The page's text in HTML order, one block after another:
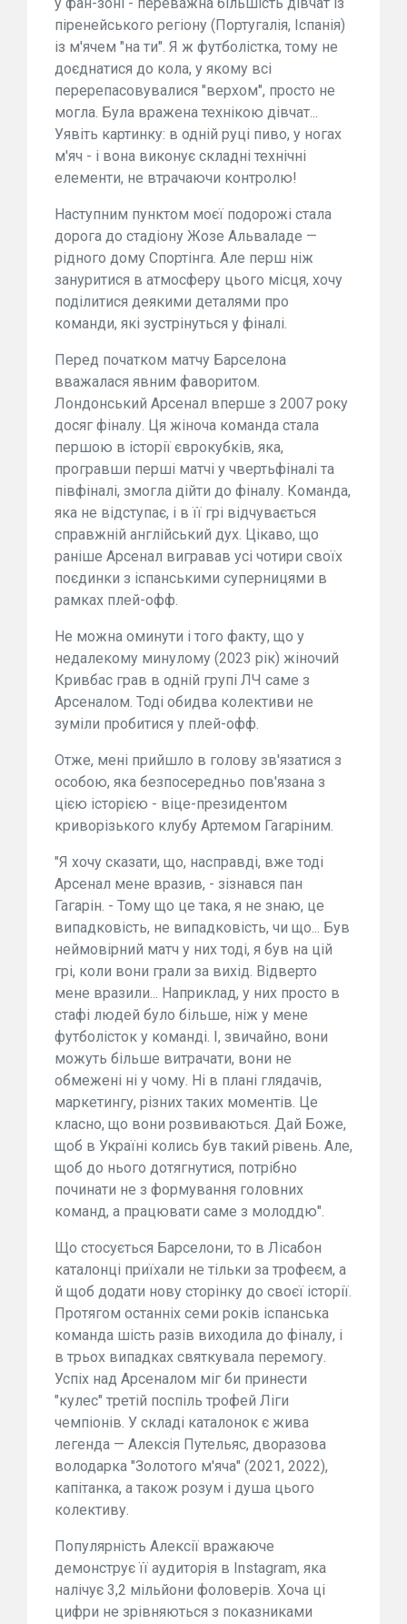
піренейського регіону (Португалія, Іспанія)
із м'ячем "на ти". Я ж футболістка, тому не
доєднатися до кола, у якому всі
перерепасовувалися "верхом", просто не
могла. Була вражена технікою дівчат...
Уявіть картинку: в одній руці пиво, у ногах
м'яч - і вона виконує складні технічні
елементи, не втрачаючи контролю!
Наступним пунктом моєї подорожі стала
дорога до стадіону Жозе Альваладе —
рідного дому Спортінга. Але перш ніж
зануритися в атмосферу цього місця, хочу
поділитися деякими деталями про
команди, які зустрінуться у фіналі.
Перед початком матчу Барселона
вважалася явним фаворитом.
Лондонський Арсенал вперше з 2007 року
досяг фіналу. Ця жіноча команда стала
першою в історії єврокубків, яка,
програвши перші матчі у чвертьфіналі та
півфіналі, змогла дійти до фіналу. Команда,
яка не відступає, і в її грі відчувається
справжній англійський дух. Цікаво, що
раніше Арсенал вигравав усі чотири своїх
поєдинки з іспанськими суперницями в
рамках плей-офф.
Не можна оминути і того факту, що у
недалекому минулому (2023 рік) жіночий
Кривбас грав в одній групі ЛЧ саме з
Арсеналом. Тоді обидва колективи не
зуміли пробитися у плей-офф.
Отже, мені прийшло в голову зв'язатися з
особою, яка безпосередньо пов'язана з
цією історією - віце-президентом
криворізького клубу Артемом Гагаріним.
"Я хочу сказати, що, насправді, вже тоді
Арсенал мене вразив, - зізнався пан
Гагарін. - Тому що це така, я не знаю, це
випадковість, не випадковість, чи що... Був
неймовірний матч у них тоді, я був на цій
грі, коли вони грали за вихід. Відверто
мене вразили... Наприклад, у них просто в
стафі людей було більше, ніж у мене
футболісток у команді. І, звичайно, вони
можуть більше витрачати, вони не
обмежені ні у чому. Ні в плані глядачів,
маркетингу, різних таких моментів. Це
класно, що вони розвиваються. Дай Боже,
щоб в Україні колись був такий рівень. Але,
щоб до нього дотягнутися, потрібно
починати не з формування головних
команд, а працювати саме з молоддю".
Що стосується Барселони, то в Лісабон
каталонці приїхали не тільки за трофеєм, а
й щоб додати нову сторінку до своєї історії.
Протягом останніх семи років іспанська
команда шість разів виходила до фіналу, і
в трьох випадках святкувала перемогу.
Успіх над Арсеналом міг би принести
"кулес" третій поспіль трофей Ліги
чемпіонів. У складі каталонок є жива
легенда — Алексія Путельяс, дворазова
володарка "Золотого м'яча" (2021, 2022),
капітанка, а також розум і душа цього
колективу.
Популярність Алексії вражаюче
демонструє її аудиторія в Instagram, яка
налічує 3,2 мільйони фоловерів. Хоча ці
цифри не зрівняються з показниками